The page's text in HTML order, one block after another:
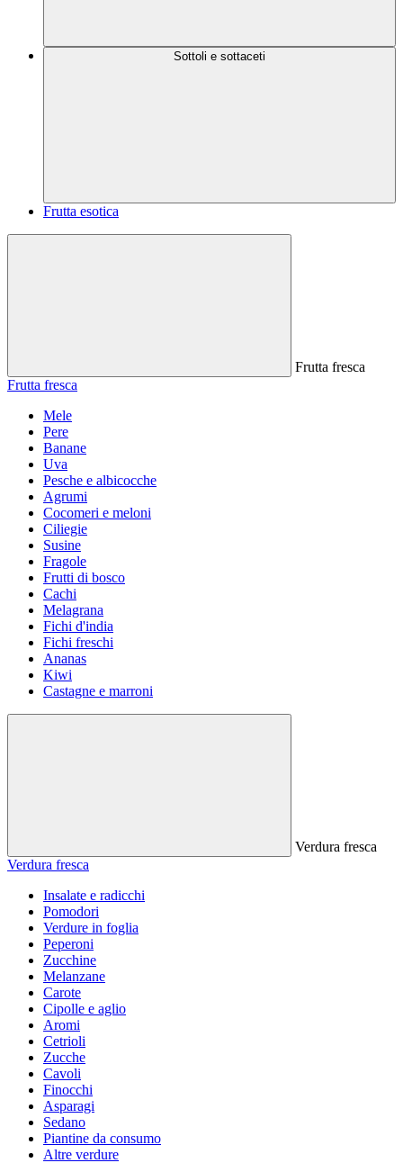
Sottoli e sottaceti
Frutta esotica
Frutta fresca
Frutta fresca
Mele
Pere
Banane
Uva
Pesche e albicocche
Agrumi
Cocomeri e meloni
Ciliegie
Susine
Fragole
Frutti di bosco
Cachi
Melagrana
Fichi d'india
Fichi freschi
Ananas
Kiwi
Castagne e marroni
Verdura fresca
Verdura fresca
Insalate e radicchi
Pomodori
Verdure in foglia
Peperoni
Zucchine
Melanzane
Carote
Cipolle e aglio
Aromi
Cetrioli
Zucche
Cavoli
Finocchi
Asparagi
Sedano
Piantine da consumo
Altre verdure